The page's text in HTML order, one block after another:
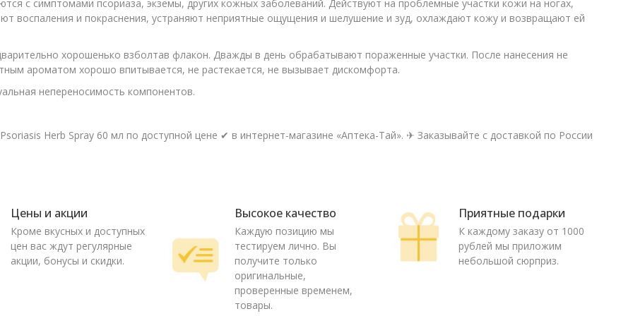
с симптомами псориаза, экземы, других кожных заболеваний. Действуют на проблемные участки кожи на ногах,
воспаления и покраснения, устраняют неприятные ощущения и шелушение и зуд, охлаждают кожу и возвращают ей
хорошенько взболтав флакон. Дважды в день обрабатывают пораженные участки. После нанесения не
ароматом хорошо впитывается, не растекается, не вызывает дискомфорта.
непереносимость компонентов.
Herb Spray 60 мл по доступной цене ✔ в интернет-магазине «Аптека-Тай». ✈ Заказывайте с доставкой по России
Цены и акции
Кроме вкусных и доступных
цен вас ждут регулярные
акции, бонусы и скидки.
Высокое качество
Каждую позицию мы
тестируем лично. Вы
получите только
оригинальные,
проверенные временем,
товары.
Приятные подарки
К каждому заказу от 1000
рублей мы приложим
небольшой сюрприз.